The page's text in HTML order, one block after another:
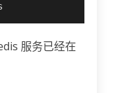
服务已经在